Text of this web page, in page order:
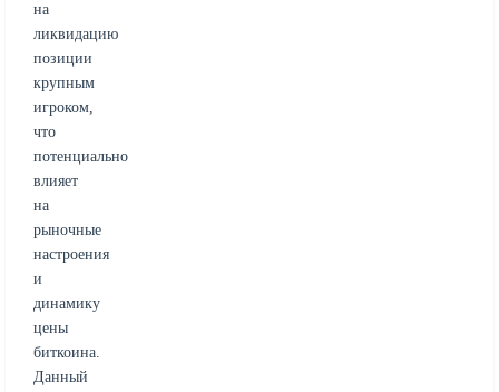
на
ликвидацию
позиции
крупным
игроком,
что
потенциально
влияет
на
рыночные
настроения
и
динамику
цены
биткоина.
Данный